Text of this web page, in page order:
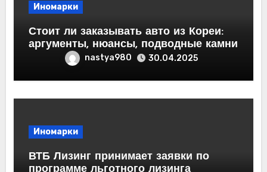
Иномарки
Стоит ли заказывать авто из Кореи:
аргументы, нюансы, подводные камни
nastya980 30.04.2025
Иномарки
ВТБ Лизинг принимает заявки по
программе льготного лизинга